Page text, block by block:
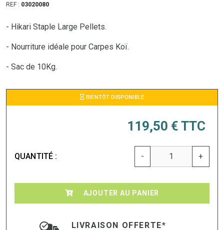
REF : 03020080
- Hikari Staple Large Pellets.
- Nourriture idéale pour Carpes Koï.
- Sac de 10Kg.
BIENTÔT DISPONIBLE
119,50 € TTC
QUANTITÉ : - +
AJOUTER AU PANIER
LIVRAISON OFFERTE*